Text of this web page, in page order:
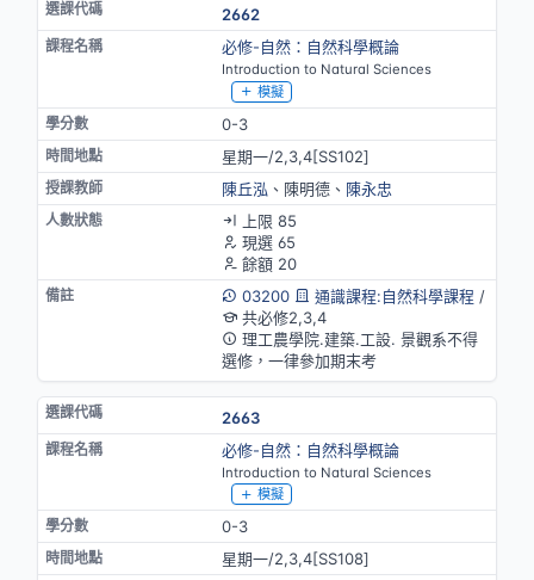
2662
必修-自然：自然科學概論
Introduction to Natural Sciences
模擬
0-3
星期一/2,3,4[SS102]
陳丘泓 、陳明德、 陳永忠
上限 85
現選 65
餘額 20
03200
通識課程:自然科學課程 /
共必修2,3,4
理工農學院.建築.工設. 景觀系不得
選修，一律參加期末考
2663
必修-自然：自然科學概論
Introduction to Natural Sciences
模擬
0-3
星期一/2,3,4[SS108]